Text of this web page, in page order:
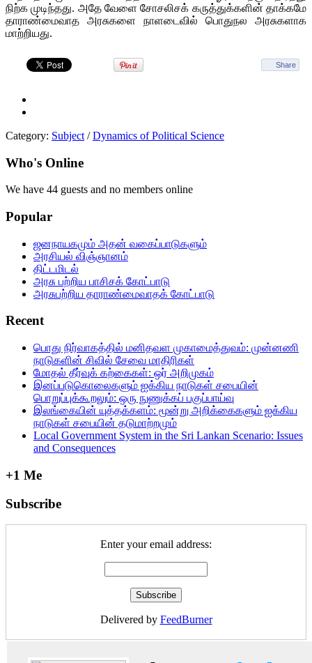
நிற்க முடிந்தது. அதே வேளை சோசலிசக் கருத்துக்களின் தாக்கமே
தாராண்மைவாத அரசுகளை நாளடைவில் பொதுநல அரசுகளாக
மாற்றியது.
Share
Category: Subject /Dynamics of Political Science
Who's Online
We have 44 guests and no members online
Popular
ஜனநாயகமும் அதன் வகைப்பாடுகளும்
அரசியல் விஞ்ஞானம்
திட்டமிடல்
அரசு பற்றிய பாசிசக் கோட்பாடு
அரசுபற்றிய தாராண்மைவாதக் கோட்பாடு
Recent
பொது நிர்வாகத்தில்‌ மனிதவள முகாமைத்துவம்‌: முன்னணி
நாடுகளின்‌ சிவில்‌ சேவை மாதிரிகள்‌
மோதல் தீர்வுக் கற்கைகள்: ஒர் அறிமுகம்
இனப்படுகொலைகளும் ஐக்கிய நாடுகள் சபையின்
பொறுப்புக்கூறலும்: ஒரு நுணுக்கப் பகுப்பாய்வு
இலங்கையின் யுத்தக்களம்: மூன்று அறிக்கைகளும் ஐக்கிய
நாடுகள் சபையின் தடுமாற்றமும்
Local Government System in the Sri Lankan Scenario: Issues
and Consequences
+1 Me
Subscribe
Enter your email address:
Delivered by FeedBurner